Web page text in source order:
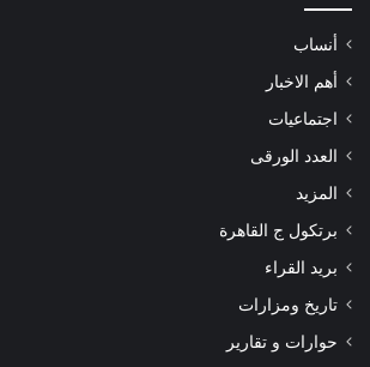
أنساب
أهم الاخبار
اجتماعيات
العدد الورقى
المزيد
برتكول ج القاهرة
بريد القراء
تاريخ ومزارات
حوارات و تقارير